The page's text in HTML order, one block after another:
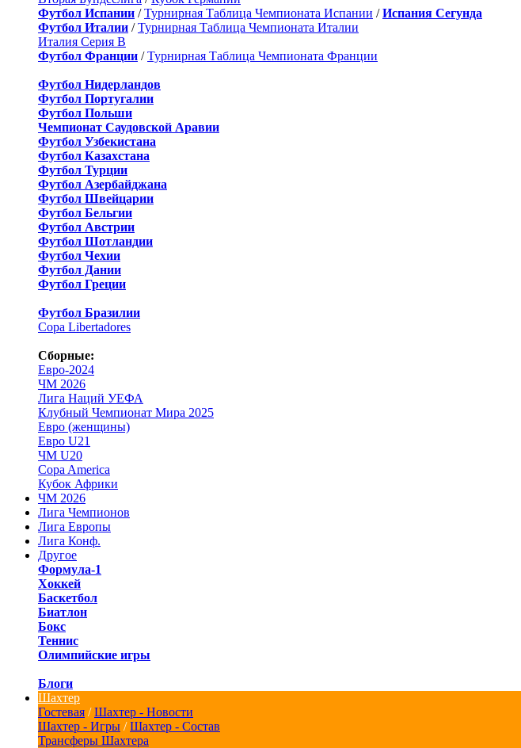
Футбол Испании /Турнирная Таблица Чемпионата Испании /Испания Сегунда
Футбол Италии /Турнирная Таблица Чемпионата Италии
Италия Серия B
Футбол Франции /Турнирная Таблица Чемпионата Франции
Футбол Нидерландов
Футбол Португалии
Футбол Польши
Чемпионат Саудовской Аравии
Футбол Узбекистана
Футбол Казахстана
Футбол Турции
Футбол Азербайджана
Футбол Швейцарии
Футбол Бельгии
Футбол Австрии
Футбол Шотландии
Футбол Чехии
Футбол Дании
Футбол Греции
Футбол Бразилии
Copa Libertadores
Сборные:
Евро-2024
ЧМ 2026
Лига Наций УЕФА
Клубный Чемпионат Мира 2025
Евро (женщины)
Евро U21
ЧМ U20
Copa America
Кубок Африки
ЧМ 2026
Лига Чемпионов
Лига Европы
Лига Конф.
Другое
Формула-1
Хоккей
Баскетбол
Биатлон
Бокс
Теннис
Олимпийские игры
Блоги
Шахтер
Гостевая /Шахтер - Новости
Шахтер - Игры /Шахтер - Состав
Трансферы Шахтера